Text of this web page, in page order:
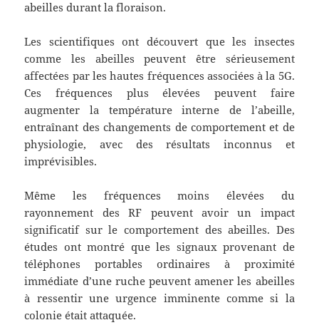
abeilles durant la floraison.
Les scientifiques ont découvert que les insectes
comme les abeilles peuvent être sérieusement
affectées par les hautes fréquences associées à la 5G.
Ces fréquences plus élevées peuvent faire
augmenter la température interne de l’abeille,
entraînant des changements de comportement et de
physiologie, avec des résultats inconnus et
imprévisibles.
Même les fréquences moins élevées du
rayonnement des RF peuvent avoir un impact
significatif sur le comportement des abeilles. Des
études ont montré que les signaux provenant de
téléphones portables ordinaires à proximité
immédiate d’une ruche peuvent amener les abeilles
à ressentir une urgence imminente comme si la
colonie était attaquée.